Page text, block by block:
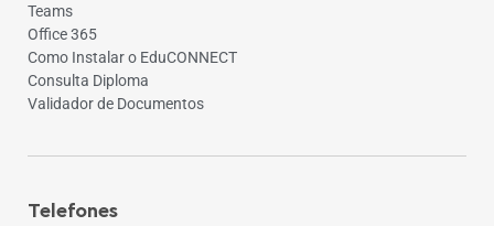
Teams
Office 365
Como Instalar o EduCONNECT
Consulta Diploma
Validador de Documentos
Telefones